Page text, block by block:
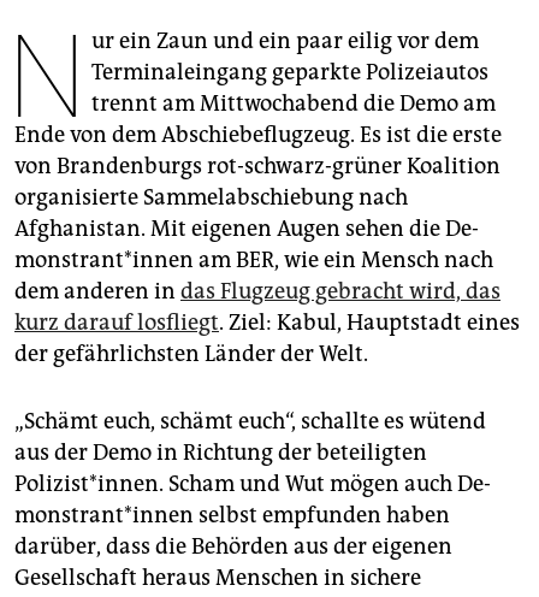
epaper login
N ur ein Zaun und ein paar eilig vor dem
Terminaleingang geparkte Polizeiautos
trennt am Mittwochabend die Demo am
Ende von dem Abschiebeflugzeug. Es ist die erste
von Brandenburgs rot-schwarz-grüner Koalition
organisierte Sammelabschiebung nach
Afghanistan. Mit eigenen Augen sehen die De­
mons­tran­t*in­nen am BER, wie ein Mensch nach
dem anderen in das Flugzeug gebracht wird, das
kurz darauf losfliegt. Ziel: Kabul, Hauptstadt eines
der gefährlichsten Länder der Welt.
„Schämt euch, schämt euch“, schallte es wütend
aus der Demo in Richtung der beteiligten
Polizist*innen. Scham und Wut mögen auch De­
mons­tran­t*in­nen selbst empfunden haben
darüber, dass die Behörden aus der eigenen
Gesellschaft heraus Menschen in sichere